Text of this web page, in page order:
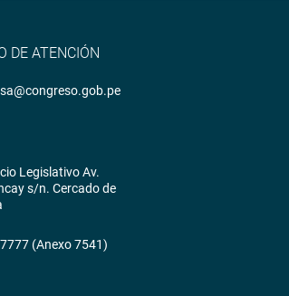
DE ATENCIÓN
Legislativo Av.
s/n. Cercado de
(Anexo 7541)